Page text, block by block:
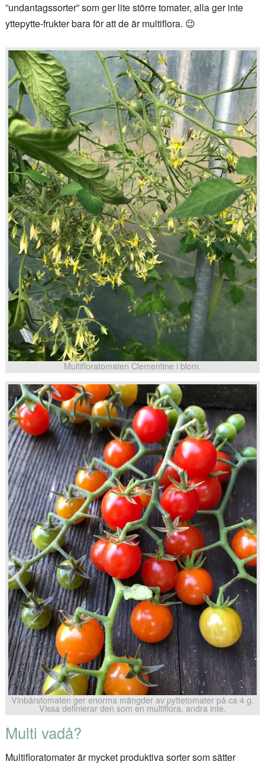
”undantagssorter” som ger lite större tomater, alla ger inte
yttepytte-frukter bara för att de är multiflora. 😉
Multifloratomaten Clementine i blom.
Vinbärstomaten ger enorma mängder av pyttetomater på ca 4 g.
Vissa definierar den som en multiflora, andra inte.
Multi vadå?
Multifloratomater är mycket produktiva sorter som sätter